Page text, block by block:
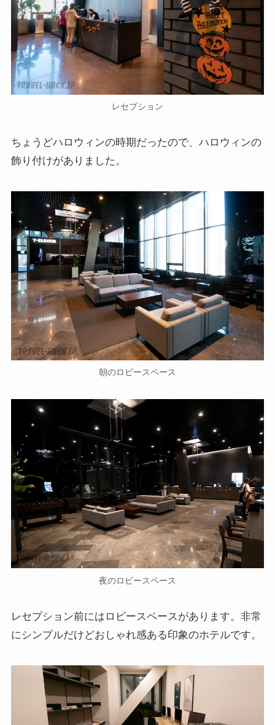
レセプション
ちょうどハロウィンの時期だったので、ハロウィンの
飾り付けがありました。
朝のロビースペース
夜のロビースペース
レセプション前にはロビースペースがあります。非常
にシンプルだけどおしゃれ感ある印象のホテルです。